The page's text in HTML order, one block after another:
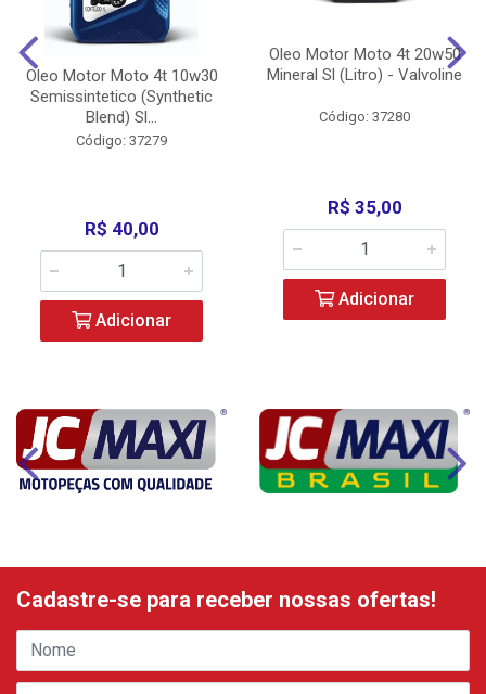
Oleo Motor Moto 4t 10w30
Semissintetico (Synthetic
Blend) Sl...
Código: 37279
R$ 40,00
Adicionar
Oleo Motor Moto 4t 20w50
Mineral Sl (Litro) - Valvoline
Código: 37280
R$ 35,00
Adicionar
Cadastre-se para receber nossas ofertas!